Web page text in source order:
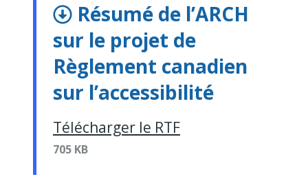
Résumé de l’ARCH
sur le projet de
Règlement canadien
sur l’accessibilité
Télécharger le RTF
705 KB